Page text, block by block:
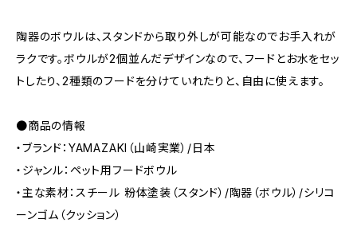
陶器のボウルは、スタンドから取り外しが可能なのでお手入れが
ラクです。ボウルが2個並んだデザインなので、フードとお水をセッ
トしたり、2種類のフードを分けていれたりと、自由に使えます。
●商品の情報
・ブランド：YAMAZAKI（山崎実業）/日本
・ジャンル：ペット用フードボウル
・主な素材：スチール 粉体塗装（スタンド）/陶器（ボウル）/シリコ
ーンゴム（クッション）